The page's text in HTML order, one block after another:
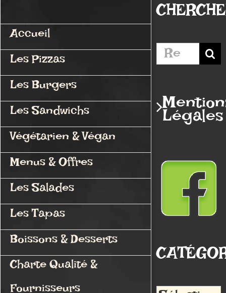
Accueil
Les Pizzas
Les Burgers
Les Sandwichs
Végétarien & Végan
Menus & Offres
Les Salades
Les Tapas
Boissons & Desserts
Charte Qualité &
Rechercher:
Légales